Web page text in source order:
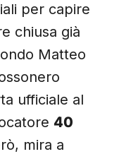
per capire
chiusa già
Matteo
ufficiale al
40
mira a